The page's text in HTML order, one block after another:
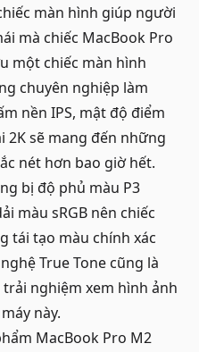
màn hình giúp người
mà chiếc MacBook Pro
một chiếc màn hình
chuyên nghiệp làm
nền IPS, mật độ điểm
2K sẽ mang đến những
nét hơn bao giờ hết.
bị độ phủ màu P3
màu sRGB nên chiếc
tái tạo màu chính xác
True Tone cũng là
nghiệm xem hình ảnh
này.
MacBook Pro M2